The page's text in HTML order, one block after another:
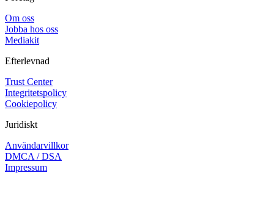
Om oss
Jobba hos oss
Mediakit
Efterlevnad
Trust Center
Integritetspolicy
Cookiepolicy
Juridiskt
Användarvillkor
DMCA / DSA
Impressum